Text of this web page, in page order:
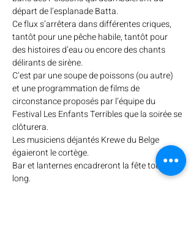
départ de l’esplanade Batta.
Ce flux s’arrêtera dans différentes criques,
tantôt pour une pêche habile, tantôt pour
des histoires d’eau ou encore des chants
délirants de sirène.
C’est par une soupe de poissons (ou autre)
et une programmation de films de
circonstance proposés par l’équipe du
Festival Les Enfants Terribles que la soirée se
clôturera.
Les musiciens déjantés Krewe du Belge
égaieront le cortège.
Bar et lanternes encadreront la fête tout du
long.